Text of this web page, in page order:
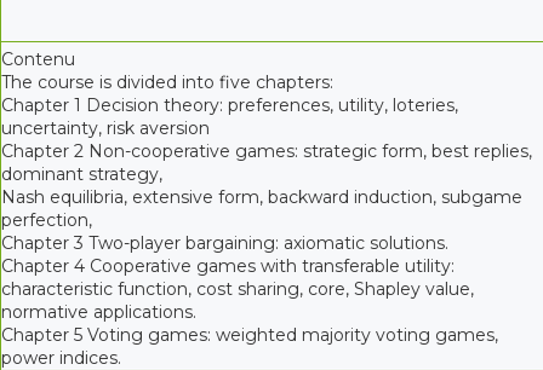
Contenu
The course is divided into five chapters:
Chapter 1 Decision theory: preferences, utility, loteries,
uncertainty, risk aversion
Chapter 2 Non-cooperative games: strategic form, best replies,
dominant strategy,
Nash equilibria, extensive form, backward induction, subgame
perfection,
Chapter 3 Two-player bargaining: axiomatic solutions.
Chapter 4 Cooperative games with transferable utility:
characteristic function, cost sharing, core, Shapley value,
normative applications.
Chapter 5 Voting games: weighted majority voting games,
power indices.